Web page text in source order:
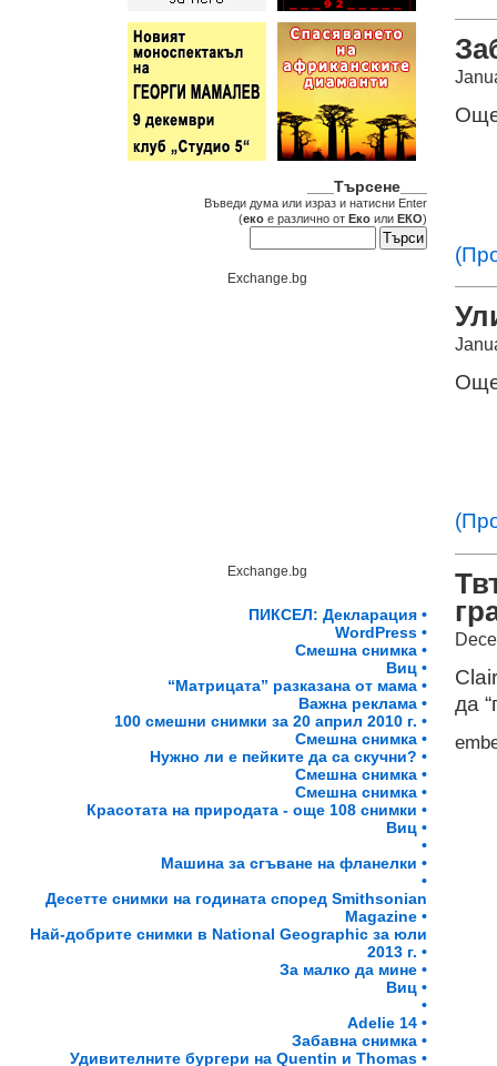
Още
Още
да
___Търсене___
Въведи дума или израз и натисни Enter
(еко е различно от Еко или ЕКО)
Exchange.bg
Exchange.bg
ПИКСЕЛ: Декларация •
WordPress •
Смешна снимка •
Виц •
“Матрицата” разказана от мама •
Важна реклама •
100 смешни снимки за 20 април 2010 г. •
Смешна снимка •
Нужно ли е пейките да са скучни? •
Смешна снимка •
Смешна снимка •
Красотата на природата - още 108 снимки •
Виц •
•
Машина за сгъване на фланелки •
•
Десетте снимки на годината според Smithsonian
Magazine •
Най-добрите снимки в National Geographic за юли
2013 г. •
За малко да мине •
Виц •
•
Adelie 14 •
Забавна снимка •
Удивителните бургери на Quentin и Thomas •